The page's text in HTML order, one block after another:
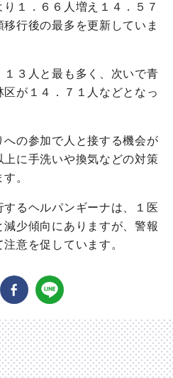
１．６６人増え１４．５７
行後の最多を更新していま
３人と最も多く、次いで青
が１４．７１人などとなっ
の参加で人と接する機会が
に手洗いや換気などの対策
。
るヘルパンギーナは、１医
少傾向にありますが、警報
意を促しています。